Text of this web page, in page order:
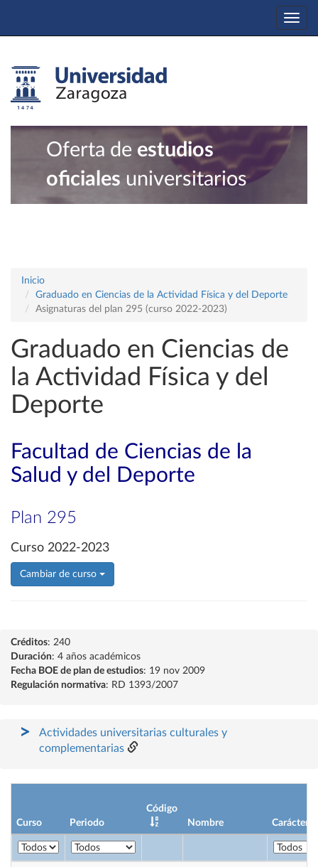
Oferta de estudios
oficiales universitarios
Inicio
Graduado en Ciencias de la Actividad Física y del Deporte
Asignaturas del plan 295 (curso 2022-2023)
Graduado en Ciencias de
la Actividad Física y del
Deporte
Facultad de Ciencias de la
Salud y del Deporte
Plan 295
Curso 2022-2023
Cambiar de curso
Créditos: 240
Duración: 4 años académicos
Fecha BOE de plan de estudios: 19 nov 2009
Regulación normativa: RD 1393/2007
Actividades universitarias culturales y
complementarias
Curso Periodo
Código
Nombre
Carácter